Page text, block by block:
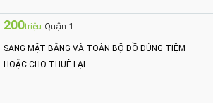
200triệu Quận 1
SANG MẶT BẰNG VÀ TOÀN BỘ ĐỒ DÙNG TIỆM
HOẶC CHO THUÊ LẠI